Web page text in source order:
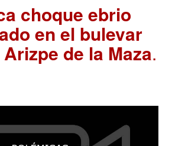
choque ebrio
en el bulevar
de la Maza.